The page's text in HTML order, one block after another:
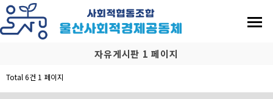
자유게시판 1 페이지
Total 6건 1 페이지